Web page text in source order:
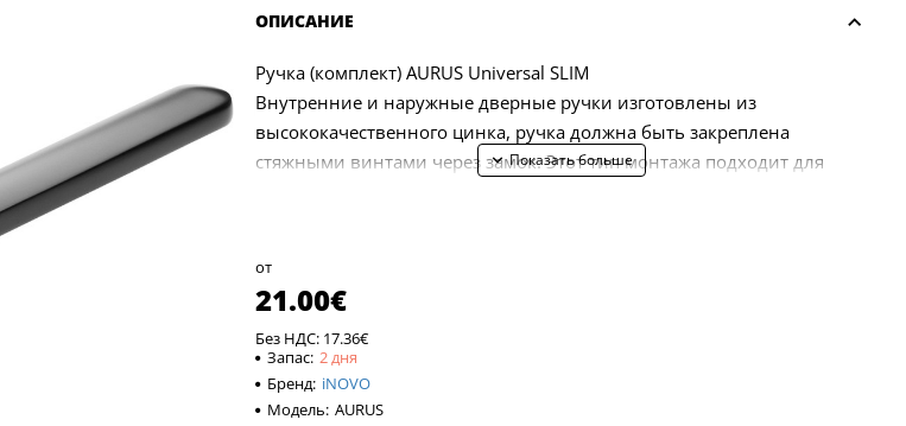
ОПИСАНИЕ
Ручка (комплект) AURUS Universal SLIM
Внутренние и наружные дверные ручки изготовлены из
высококачественного цинка, ручка должна быть закреплена
стяжными винтами через замок. Этот тип монтажа подходит для
от
21.00€
Без НДС: 17.36€
Запас: 2 дня
Бренд: iNOVO
Модель: AURUS